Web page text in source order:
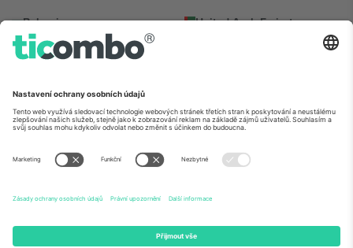
Bulgaria
Regus Sofia City West, bul
Totleben 53-55, 1606 Sofia,
United Arab Emirates
UAE Dubai Silicon Oasis, DDP
Mexico
Av Chapultepec 360, Roma
Norte, Cuauhtémoc, 06700
Ciudad de México, CDMX,
lokalitě, události a/nebo doméně. Podrobnosti najdete na konkrétní
stránce události,
Právní informaceaPodmínky.